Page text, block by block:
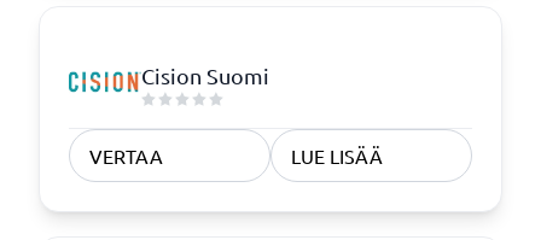
Cision Suomi
VERTAA LUE LISÄÄ